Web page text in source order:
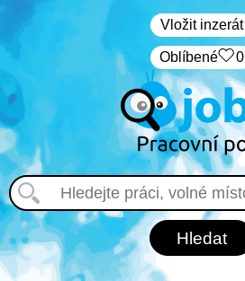
Vložit inzerát
Oblíbené 0